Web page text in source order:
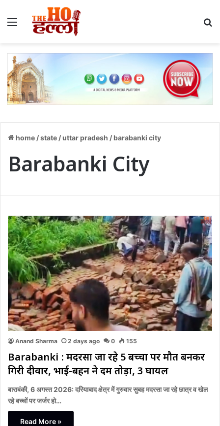
home /state /uttar pradesh / barabanki city
Barabanki City
Anand Sharma 2 days ago 0 155
Barabanki : मदरसा जा रहे 5 बच्चों पर मौत बनकर
गिरी दीवार, भाई-बहन ने दम तोड़ा, 3 घायल
बाराबंकी, 6 अगस्त 2026: दरियाबाद क्षेत्र में गुरुवार सुबह मदरसा जा रहे छात्र व खेल
रहे बच्चों पर जर्जर हो…
Read More »